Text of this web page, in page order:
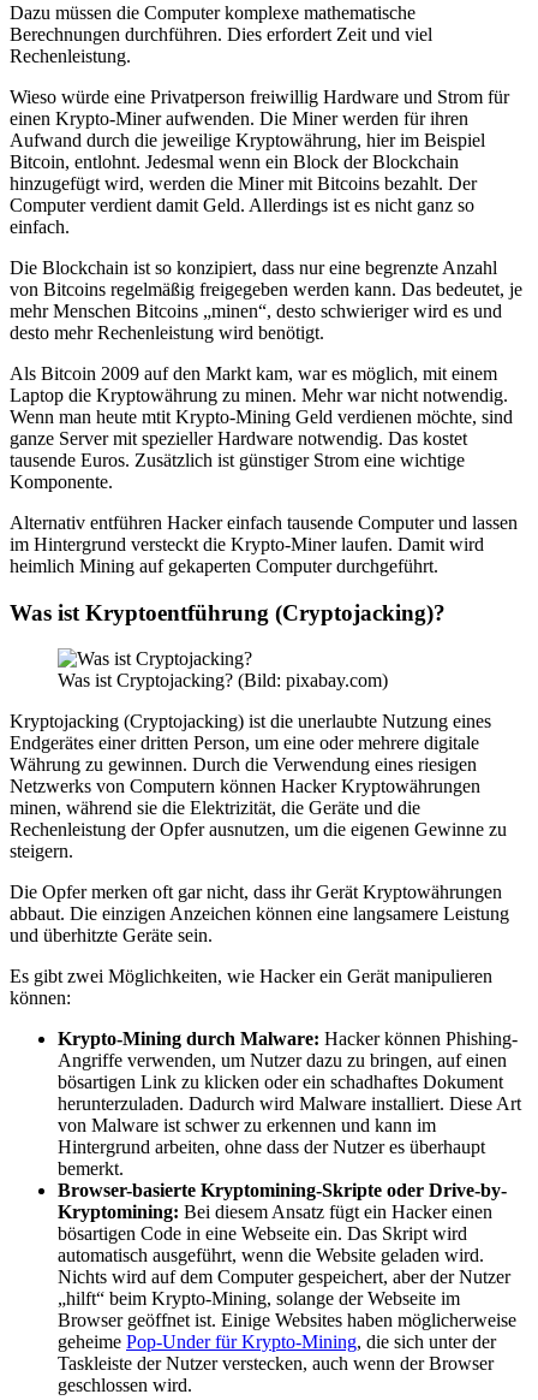
Dazu müssen die Computer komplexe mathematische
Berechnungen durchführen. Dies erfordert Zeit und viel
Rechenleistung.
Wieso würde eine Privatperson freiwillig Hardware und Strom für
einen Krypto-Miner aufwenden. Die Miner werden für ihren
Aufwand durch die jeweilige Kryptowährung, hier im Beispiel
Bitcoin, entlohnt. Jedesmal wenn ein Block der Blockchain
hinzugefügt wird, werden die Miner mit Bitcoins bezahlt. Der
Computer verdient damit Geld. Allerdings ist es nicht ganz so
einfach.
Die Blockchain ist so konzipiert, dass nur eine begrenzte Anzahl
von Bitcoins regelmäßig freigegeben werden kann. Das bedeutet, je
mehr Menschen Bitcoins „minen“, desto schwieriger wird es und
desto mehr Rechenleistung wird benötigt.
Als Bitcoin 2009 auf den Markt kam, war es möglich, mit einem
Laptop die Kryptowährung zu minen. Mehr war nicht notwendig.
Wenn man heute mtit Krypto-Mining Geld verdienen möchte, sind
ganze Server mit spezieller Hardware notwendig. Das kostet
tausende Euros. Zusätzlich ist günstiger Strom eine wichtige
Komponente.
Alternativ entführen Hacker einfach tausende Computer und lassen
im Hintergrund versteckt die Krypto-Miner laufen. Damit wird
heimlich Mining auf gekaperten Computer durchgeführt.
Was ist Kryptoentführung (Cryptojacking)?
Was ist Cryptojacking? (Bild: pixabay.com)
Kryptojacking (Cryptojacking) ist die unerlaubte Nutzung eines
Endgerätes einer dritten Person, um eine oder mehrere digitale
Währung zu gewinnen. Durch die Verwendung eines riesigen
Netzwerks von Computern können Hacker Kryptowährungen
minen, während sie die Elektrizität, die Geräte und die
Rechenleistung der Opfer ausnutzen, um die eigenen Gewinne zu
steigern.
Die Opfer merken oft gar nicht, dass ihr Gerät Kryptowährungen
abbaut. Die einzigen Anzeichen können eine langsamere Leistung
und überhitzte Geräte sein.
Es gibt zwei Möglichkeiten, wie Hacker ein Gerät manipulieren
können:
Krypto-Mining durch Malware: Hacker können Phishing-
Angriffe verwenden, um Nutzer dazu zu bringen, auf einen
bösartigen Link zu klicken oder ein schadhaftes Dokument
herunterzuladen. Dadurch wird Malware installiert. Diese Art
von Malware ist schwer zu erkennen und kann im
Hintergrund arbeiten, ohne dass der Nutzer es überhaupt
bemerkt.
Browser-basierte Kryptomining-Skripte oder Drive-by-
Kryptomining: Bei diesem Ansatz fügt ein Hacker einen
bösartigen Code in eine Webseite ein. Das Skript wird
automatisch ausgeführt, wenn die Website geladen wird.
Nichts wird auf dem Computer gespeichert, aber der Nutzer
„hilft“ beim Krypto-Mining, solange der Webseite im
Browser geöffnet ist. Einige Websites haben möglicherweise
geheime Pop-Under für Krypto-Mining, die sich unter der
Taskleiste der Nutzer verstecken, auch wenn der Browser
geschlossen wird.